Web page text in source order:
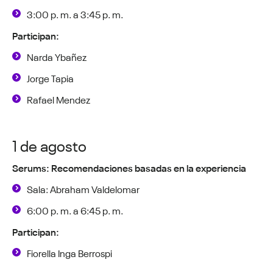
3:00 p. m. a 3:45 p. m.
Participan:
Narda Ybañez
Jorge Tapia
Rafael Mendez
1 de agosto
Serums: Recomendaciones basadas en la experiencia
Sala: Abraham Valdelomar
6:00 p. m. a 6:45 p. m.
Participan:
Fiorella Inga Berrospi